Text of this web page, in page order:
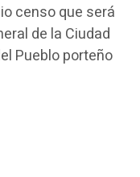
censo que será
de la Ciudad
Pueblo porteño